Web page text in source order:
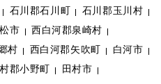
石川郡石川町
石川郡玉川村
市
西白河郡泉崎村
村 西白河郡矢吹町
白河市
郡小野町 田村市